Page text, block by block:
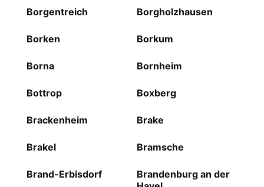
Borgentreich Borgholzhausen
Borken Borkum
Borna Bornheim
Bottrop Boxberg
Brackenheim Brake
Brakel Bramsche
Brand-Erbisdorf
Brandenburg an der